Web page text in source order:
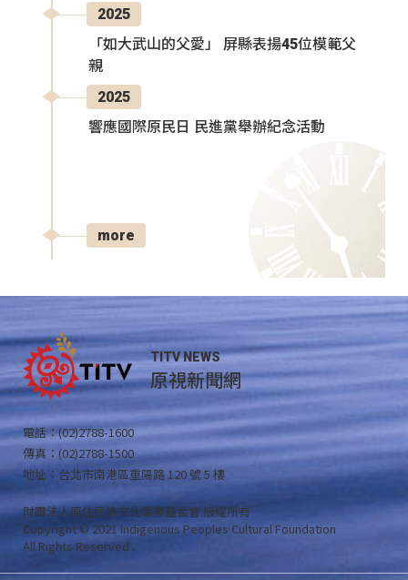
2025
「如大武山的父愛」 屏縣表揚45位模範父
親
2025
響應國際原民日 民進黨舉辦紀念活動
more
TITV NEWS
原視新聞網
電話：(02)2788-1600
傳真：(02)2788-1500
地址：台北市南港區重陽路 120 號 5 樓
財團法人原住民族文化事業基金會 版權所有
Copyright © 2021 Indigenous Peoples Cultural Foundation
All Rights Reserved .